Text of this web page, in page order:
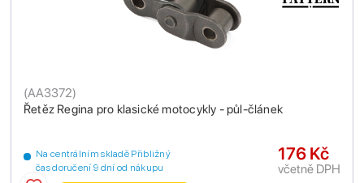
Řetěz Regina pro klasické motocykly - půl-článek
(AA3372)
Na centrálním skladě Přibližný
čas doručení 9 dní od nákupu
176 Kč
včetně DPH